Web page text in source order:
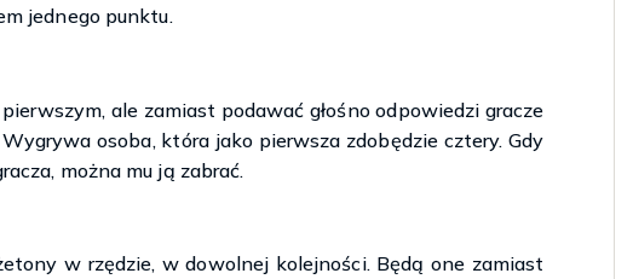
jednego punktu.
ale zamiast podawać głośno odpowiedzi gracze
osoba, która jako pierwsza zdobędzie cztery. Gdy
można mu ją zabrać.
w rzędzie, w dowolnej kolejności. Będą one zamiast